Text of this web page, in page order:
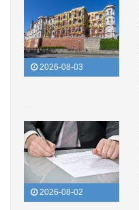
2026-08-03
2026-08-02